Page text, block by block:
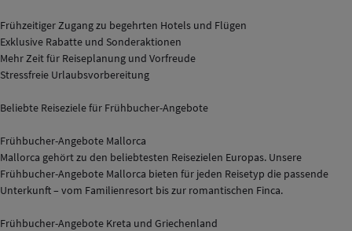
Frühzeitiger Zugang zu begehrten Hotels und Flügen
Exklusive Rabatte und Sonderaktionen
Mehr Zeit für Reiseplanung und Vorfreude
Stressfreie Urlaubsvorbereitung
Beliebte Reiseziele für Frühbucher-Angebote
Frühbucher-Angebote Mallorca
Mallorca gehört zu den beliebtesten Reisezielen Europas. Unsere
Frühbucher-Angebote Mallorca bieten für jeden Reisetyp die passende
Unterkunft – vom Familienresort bis zur romantischen Finca.
Frühbucher-Angebote Kreta und Griechenland